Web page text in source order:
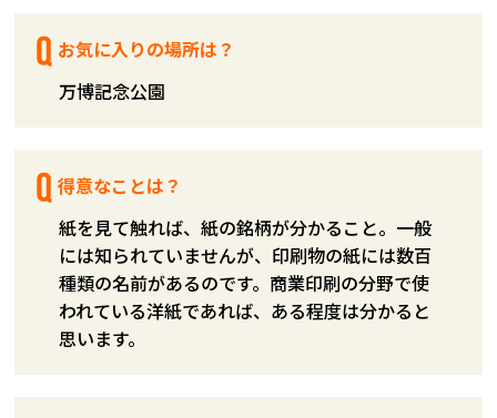
お気に入りの場所は？
万博記念公園
得意なことは？
紙を見て触れば、紙の銘柄が分かること。一般
には知られていませんが、印刷物の紙には数百
種類の名前があるのです。商業印刷の分野で使
われている洋紙であれば、ある程度は分かると
思います。